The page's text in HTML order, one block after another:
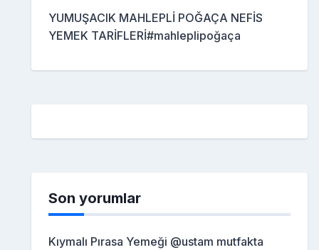
YUMUŞACIK MAHLEPLİ POĞAÇA NEFİS
YEMEK TARİFLERİ#mahleplipoğaça
Son yorumlar
Kıymalı Pırasa Yemeği @ustam mutfakta